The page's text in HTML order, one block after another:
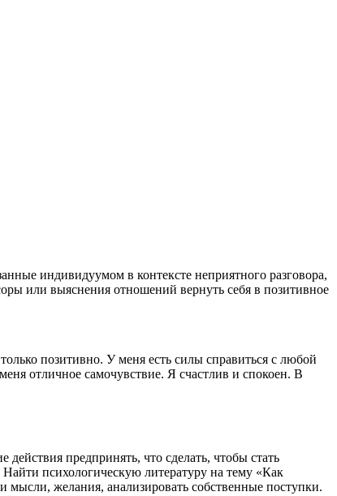
индивидуумом в контексте неприятного разговора,
или выяснения отношений вернуть себя в позитивное
позитивно. У меня есть силы справиться с любой
отличное самочувствие. Я счастлив и спокоен. В
предпринять, что сделать, чтобы стать
психологическую литературу на тему «Как
желания, анализировать собственные поступки.